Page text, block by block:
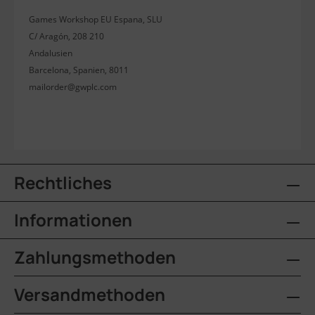
Games Workshop EU Espana, SLU
C/ Aragón, 208 210
Andalusien
Barcelona, Spanien, 8011
mailorder@gwplc.com
Rechtliches
Informationen
Zahlungsmethoden
Versandmethoden